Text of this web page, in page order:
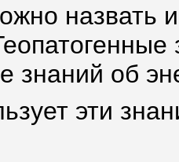
назвать
знаний об
эти